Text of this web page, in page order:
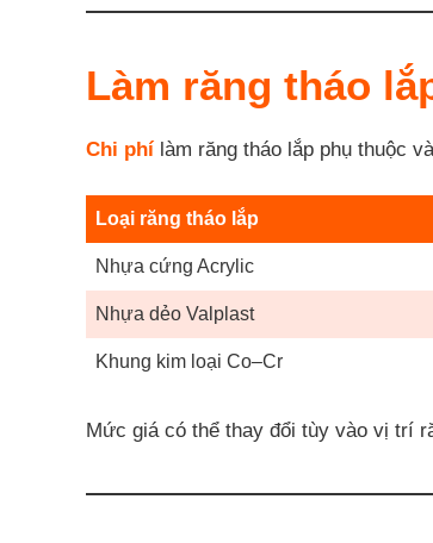
Làm răng tháo
Chi phí làm răng tháo lắp phụ thuộc
Loại răng tháo lắp
Nhựa cứng Acrylic
Nhựa dẻo Valplast
Khung kim loại Co–Cr
Mức giá có thể thay đổi tùy vào vị trí